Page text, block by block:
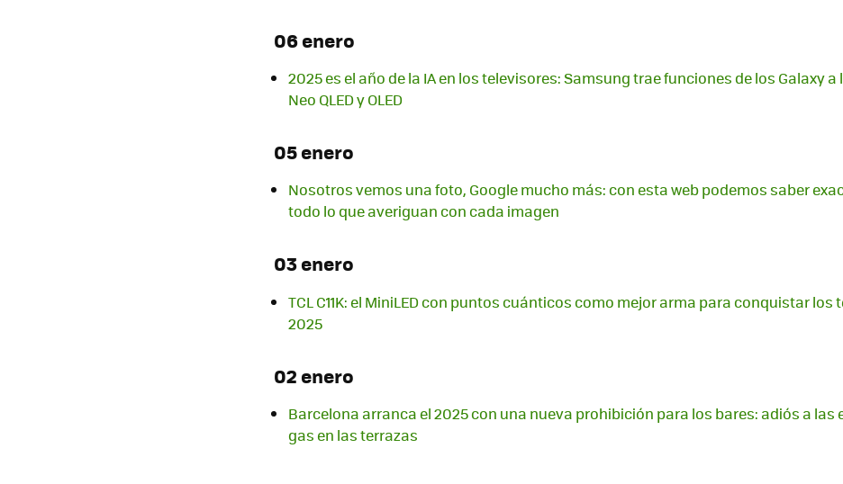
06 enero
2025 es el año de la IA en los televisores: Samsung trae funciones de los Galaxy a
Neo QLED y OLED
05 enero
Nosotros vemos una foto, Google mucho más: con esta web podemos saber
todo lo que averiguan con cada imagen
03 enero
TCL C11K: el MiniLED con puntos cuánticos como mejor arma para conquistar los
2025
02 enero
Barcelona arranca el 2025 con una nueva prohibición para los bares: adiós a las
gas en las terrazas